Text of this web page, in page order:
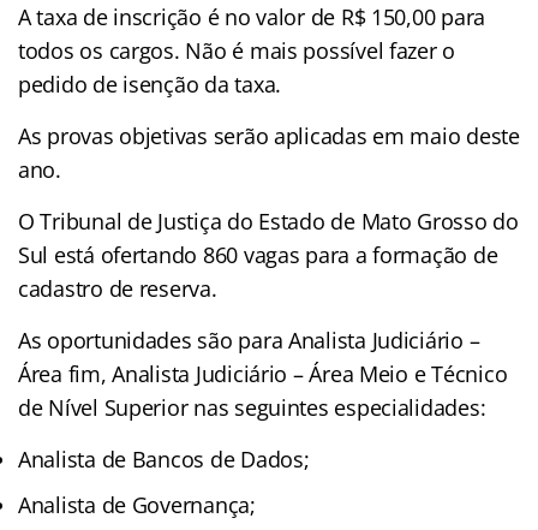
A taxa de inscrição é no valor de R$ 150,00 para
todos os cargos. Não é mais possível fazer o
pedido de isenção da taxa.
As provas objetivas serão aplicadas em maio deste
ano.
O Tribunal de Justiça do Estado de Mato Grosso do
Sul está ofertando 860 vagas para a formação de
cadastro de reserva.
As oportunidades são para Analista Judiciário –
Área fim, Analista Judiciário – Área Meio e Técnico
de Nível Superior nas seguintes especialidades:
Analista de Bancos de Dados;
Analista de Governança;